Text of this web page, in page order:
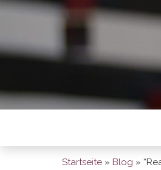
Startseite » Blog »